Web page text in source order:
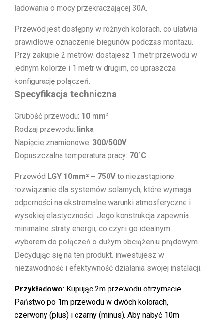
ładowania o mocy przekraczającej 30A.
Przewód jest dostępny w różnych kolorach, co ułatwia
prawidłowe oznaczenie biegunów podczas montażu.
Przy zakupie 2 metrów, dostajesz 1 metr przewodu w
jednym kolorze i 1 metr w drugim, co upraszcza
konfigurację połączeń.
Specyfikacja techniczna
Grubość przewodu: 10 mm²
Rodzaj przewodu: linka
Napięcie znamionowe: 300/500V
Dopuszczalna temperatura pracy: 70°C
Przewód LGY 10mm² – 750Vto niezastąpione
rozwiązanie dla systemów solarnych, które wymaga
odporności na ekstremalne warunki atmosferyczne i
wysokiej elastyczności. Jego konstrukcja zapewnia
minimalne straty energii, co czyni go idealnym
wyborem do połączeń o dużym obciążeniu prądowym.
Decydując się na ten produkt, inwestujesz w
niezawodność i efektywność działania swojej instalacji.
Przykładowo: Kupując 2m przewodu otrzymacie
Państwo po 1m przewodu w dwóch kolorach,
czerwony (plus) i czarny (minus). Aby nabyć 10m